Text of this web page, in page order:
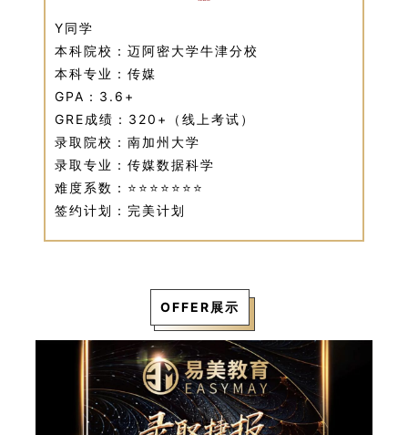
Y同学
本科院校：迈阿密大学牛津分校
本科专业：传媒
GPA：3.6+
GRE成绩：320+（线上考试）
录取院校：南加州大学
录取专业：传媒数据科学
难度系数：⭐⭐⭐⭐⭐⭐⭐
签约计划：完美计划
OFFER展示